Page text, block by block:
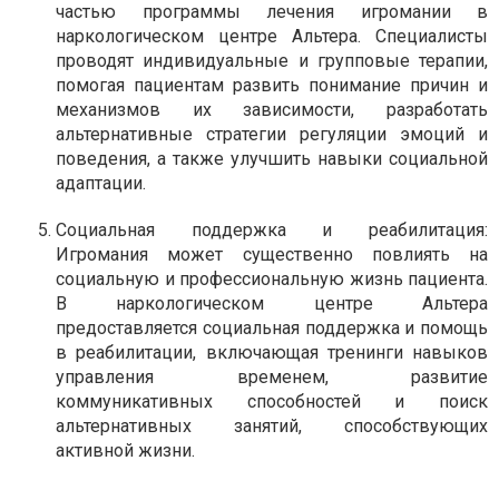
частью программы лечения игромании в
наркологическом центре Альтера. Специалисты
проводят индивидуальные и групповые терапии,
помогая пациентам развить понимание причин и
механизмов их зависимости, разработать
альтернативные стратегии регуляции эмоций и
поведения, а также улучшить навыки социальной
адаптации.
Социальная поддержка и реабилитация:
Игромания может существенно повлиять на
социальную и профессиональную жизнь пациента.
В наркологическом центре Альтера
предоставляется социальная поддержка и помощь
в реабилитации, включающая тренинги навыков
управления временем, развитие
коммуникативных способностей и поиск
альтернативных занятий, способствующих
активной жизни.